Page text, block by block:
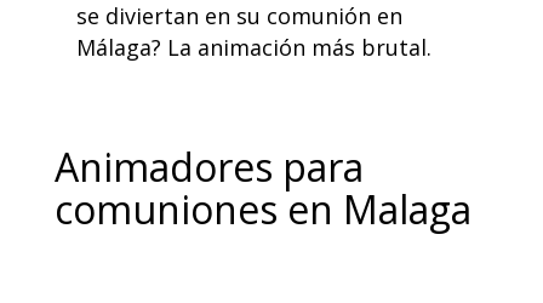
se diviertan en su comunión en
Málaga? La animación más brutal.
Animadores para
comuniones en Malaga